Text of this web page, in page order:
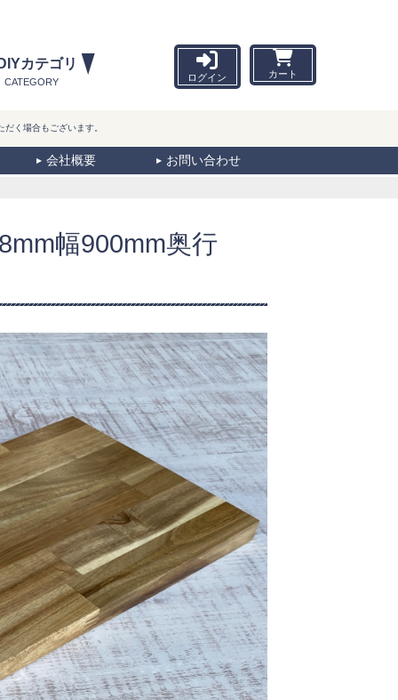
カテゴリ
CATEGORY ログイン カート
く場合もございます。
会社概要 お問い合わせ
幅900mm奥行